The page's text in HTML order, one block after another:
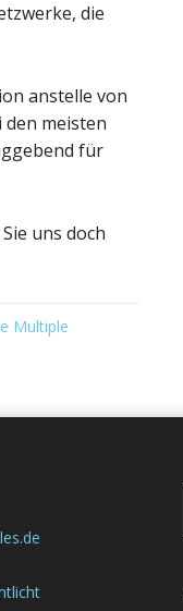
die
anstelle von
meisten
für
uns doch
Multiple